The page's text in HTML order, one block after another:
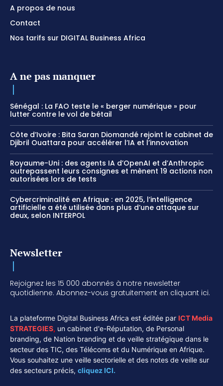
A propos de nous
Contact
Nos tarifs sur DIGITAL Business Africa
A ne pas manquer
Sénégal : La FAO teste le « berger numérique » pour
lutter contre le vol de bétail
Côte d’Ivoire : Bita Saran Diomandé rejoint le cabinet de
Djibril Ouattara pour accélérer l’IA et l’innovation
Royaume-Uni : des agents IA d’OpenAI et d’Anthropic
outrepassent leurs consignes et mènent 19 actions non
autorisées lors de tests
Cybercriminalité en Afrique : en 2025, l’intelligence
artificielle a été utilisée dans plus d’une attaque sur
deux, selon INTERPOL
Newsletter
Rejoignez les 15 000 abonnés à notre newsletter
quotidienne. Abonnez-vous gratuitement en cliquant ici.
La plateforme Digital Business Africa est éditée par ICT Media
STRATEGIES, un cabinet d'e-Réputation, de Personal
branding, de Nation branding et de veille stratégique dans le
secteur des TIC, des Télécoms et du Numérique en Afrique.
Vous souhaitez une veille sectorielle et des notes de veille sur
des secteurs précis, cliquez ICI.